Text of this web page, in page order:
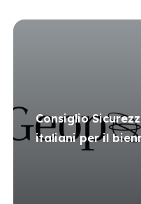
Consiglio
italiani per il